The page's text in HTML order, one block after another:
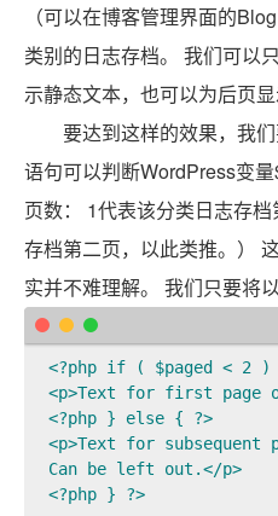
（可以在博客管理界面的
类别的日志存档。 我们可以
示静态文本，也可以为后页显
要达到这样的效果，我
语句可以判断WordPress变
页数： 1代表该分类日志存
存档第二页，以此类推。）
实并不难理解。 我们只要将
<?php if ( $paged < 2 )
<p>Text for first page
<?php } else { ?>
<p>Text for subsequent
Can be left out.</p>